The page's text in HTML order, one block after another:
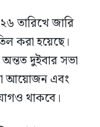
তারিখে জারি
করা হয়েছে।
দুইবার সভা
আয়োজন এবং
থাকবে।